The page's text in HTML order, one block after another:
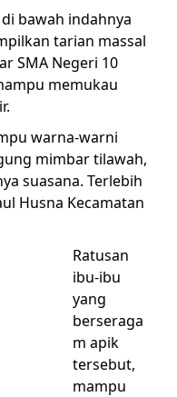
bawah indahnya
tarian massal
SMA Negeri 10
memukau
warna-warni
mimbar tilawah,
suasana. Terlebih
Husna Kecamatan
Ratusan
ibu-ibu
yang
berseraga
m apik
tersebut,
mampu